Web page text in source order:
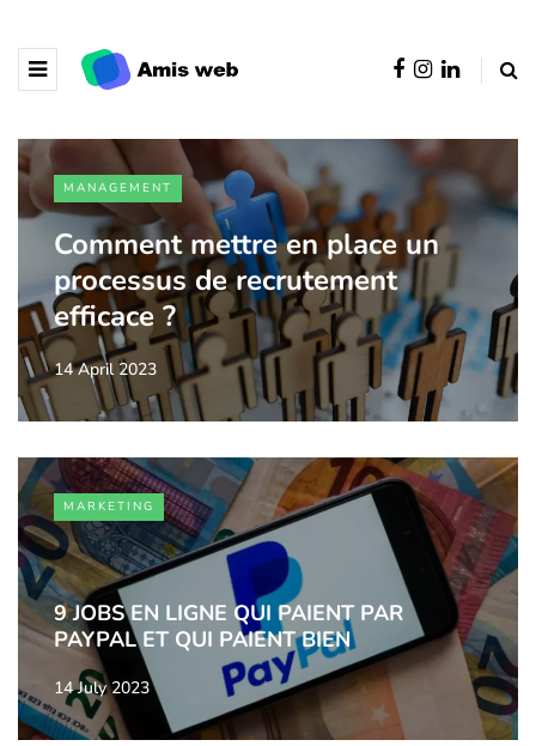
MANAGEMENT
Comment mettre en place un
processus de recrutement
efficace ?
14 April 2023
MARKETING
9 JOBS EN LIGNE QUI PAIENT PAR
PAYPAL ET QUI PAIENT BIEN
14 July 2023